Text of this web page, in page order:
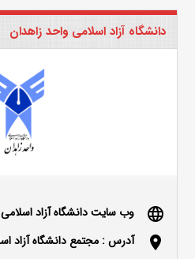
دانشگاه آزاد اسلامی واحد زاهدان
language وب سایت دانشگاه آزاد
location_on آدرس : مجتمع دانشگاه آزاد